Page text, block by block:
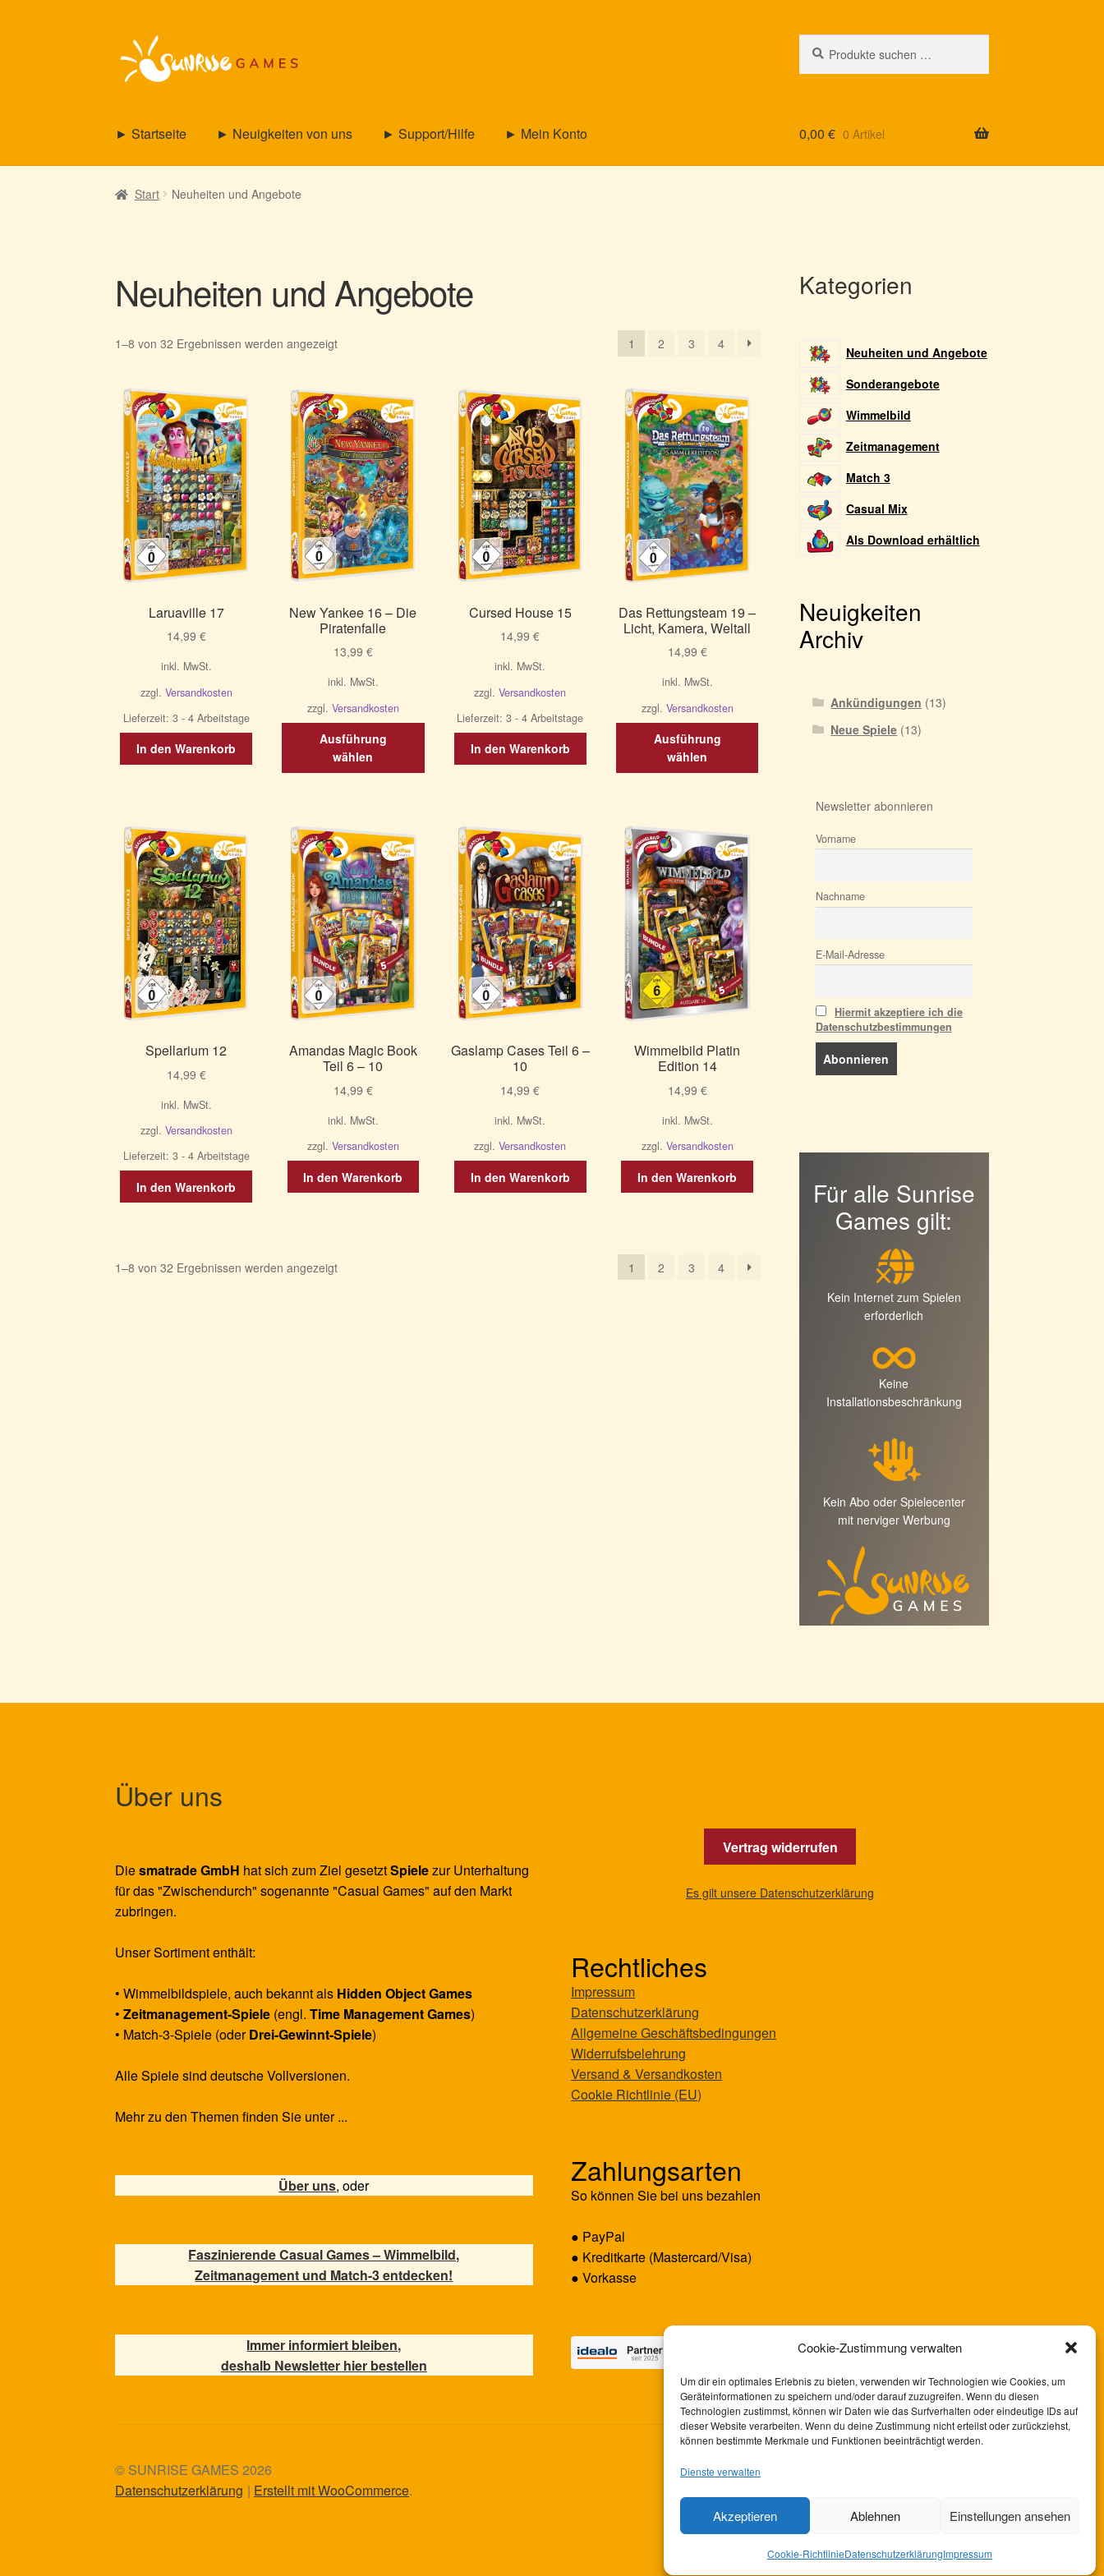
Cookie-Zustimmung verwalten
Um dir ein optimales Erlebnis zu bieten, verwenden wir Technologien wie Cookies, um
Geräteinformationen zu speichern und/oder darauf zuzugreifen. Wenn du diesen
Technologien zustimmst, können wir Daten wie das Surfverhalten oder eindeutige IDs auf
dieser Website verarbeiten. Wenn du deine Zustimmung nicht erteilst oder zurückziehst,
können bestimmte Merkmale und Funktionen beeinträchtigt werden.
Dienste verwalten
Akzeptieren Ablehnen Einstellungen ansehen
Cookie-RichtlinieDatenschutzerklärungImpressum
Zur
Navigation
springen
Zum
Inhalt
springen
nach:
► Startseite ► Neuigkeiten von uns ► Support/Hilfe ► Mein Konto 0,00 € 0 Artikel
Start Neuheiten und Angebote
Neuheiten und Angebote
1–8 von 32 Ergebnissen werden angezeigtNach
1 2 3 4
Laruaville 17
14,99 €
inkl. MwSt.
zzgl. Versandkosten
Lieferzeit: 3 - 4 Arbeitstage
In den Warenkorb
New Yankee 16 – Die
Piratenfalle
13,99 €
inkl. MwSt.
zzgl. Versandkosten
Ausführung
wählen
Dieses
Optionen
Produktseite
Cursed House 15
14,99€
inkl. MwSt.
zzgl.Versandkosten
Lieferzeit:3 - 4 Arbeitstage
In den Warenkorb
Das Rettungsteam 19 –
Licht, Kamera, Weltall
14,99 €
inkl. MwSt.
zzgl. Versandkosten
Ausführung
wählen
Spellarium 12
14,99 €
inkl. MwSt.
zzgl. Versandkosten
Lieferzeit: 3 - 4 Arbeitstage
In den Warenkorb
Amandas Magic Book
Teil 6 – 10
14,99 €
inkl. MwSt.
zzgl. Versandkosten
In den Warenkorb
Gaslamp Cases Teil 6 –
10
14,99€
inkl. MwSt.
zzgl.Versandkosten
In den Warenkorb
Wimmelbild Platin
Edition 14
14,99 €
inkl. MwSt.
zzgl. Versandkosten
In den Warenkorb
1–8 von 32 Ergebnissen werden angezeigtNach
1 2 3 4
Kategorien
Neuheiten und Angebote
Sonderangebote
Wimmelbild
Zeitmanagement
Match 3
Casual Mix
Als Download erhältlich
Neuigkeiten
Archiv
Ankündigungen (13)
Neue Spiele (13)
Newsletter abonnieren
Vorname
Nachname
E-Mail-Adresse
Hiermit akzeptiere ich die
Datenschutzbestimmungen
Für alle Sunrise
Games gilt:
Kein Internet zum Spielen
erforderlich
Keine
Installationsbeschränkung
Kein Abo oder Spielecenter
mit nerviger Werbung
Über uns
Diesmatrade GmbH hat sich zum Ziel gesetztSpielezur Unterhaltung
für das "Zwischendurch" sogenannte "Casual Games" auf den Markt
zubringen.
Unser Sortiment enthält:
• Wimmelbildspiele, auch bekannt als Hidden Object Games
•Zeitmanagement-Spiele (engl.Time Management Games)
• Match-3-Spiele (oderDrei-Gewinnt-Spiele)
Alle Spiele sind deutsche Vollversionen.
Mehr zu den Themen finden Sie unter ...
Über uns, oder
Faszinierende Casual Games – Wimmelbild,
Zeitmanagement und Match-3 entdecken!
Immer informiert bleiben,
deshalb Newsletter hier bestellen
Vertrag widerrufen
Es gilt unsere Datenschutzerklärung
Rechtliches
Impressum
Datenschutzerklärung
Allgemeine Geschäftsbedingungen
Widerrufsbelehrung
Versand & Versandkosten
Cookie Richtlinie (EU)
Zahlungsarten
So können Sie bei uns bezahlen
● PayPal
● Kreditkarte (Mastercard/Visa)
● Vorkasse
© SUNRISE GAMES 2026
Datenschutzerklärung
Erstellt mit WooCommerce.